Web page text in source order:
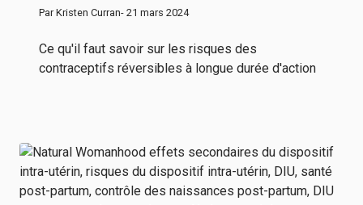
Par Kristen Curran- 21 mars 2024
Ce qu'il faut savoir sur les risques des
contraceptifs réversibles à longue durée d'action